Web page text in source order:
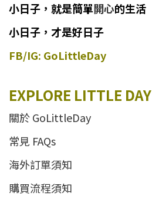
小日子 ， 就是簡單開心的生活
小日子，才是好日子
FB/IG: GoLittleDay
EXPLORE LITTLE DAY
關於 GoLittleDay
常見 FAQs
海外訂單須知
購買流程須知